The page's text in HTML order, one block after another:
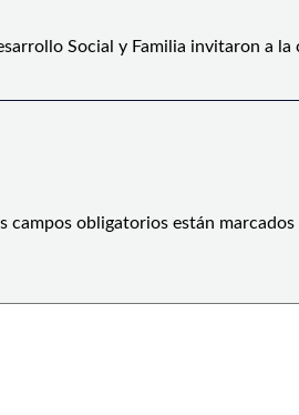
Social y Familia invitaron a
campos obligatorios están marcados